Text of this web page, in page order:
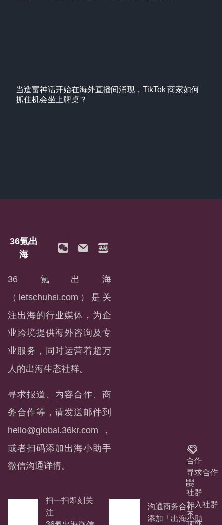
当造富神话开始在海外直播间涌现，TikTok 商家如何
抓住机会坐上牌桌？
合作
寻求合作
社群
加入社群
36氪出
海
36氪出海
（letschuhai.com）是关
注出海的行业媒体，为企
业跨境提供海外咨询及专
业服务，同时运营着超万
人的出海生态社群。
寻求报道、内容合作、商
务合作等，请发送邮件到
hello@global.36kr.com ，
或者扫码添加出海小助手
微信沟通详情。
扫一扫即刻关
注
沟通商务合作
添加「出海小助